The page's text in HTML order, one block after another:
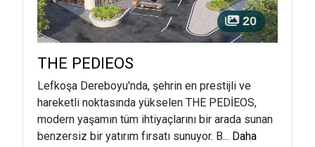
20
THE PEDIEOS
Lefkoşa Dereboyu'nda, şehrin en prestijli ve
hareketli noktasında yükselen THE PEDİEOS,
modern yaşamın tüm ihtiyaçlarını bir arada sunan
benzersiz bir yatırım fırsatı sunuyor. B... Daha